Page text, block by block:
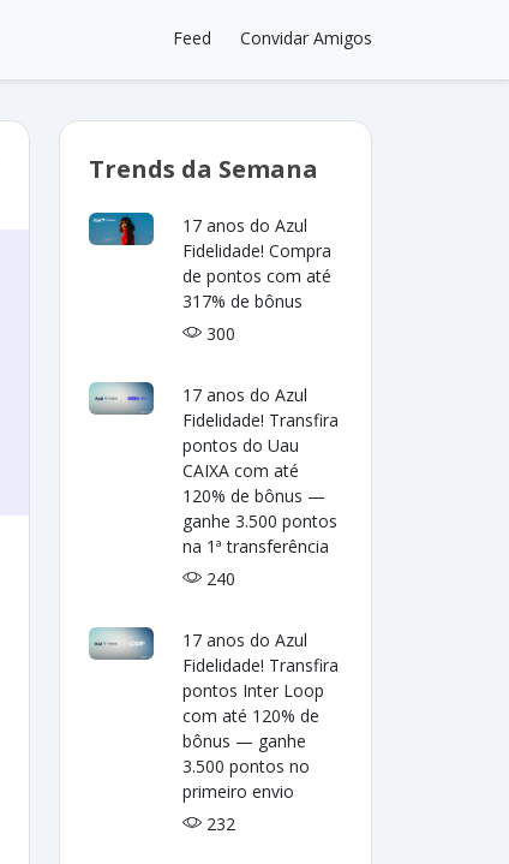
Feed Convidar Amigos
Trends da Semana
17 anos do Azul
Fidelidade! Compra
de pontos com até
317% de bônus
300
17 anos do Azul
Fidelidade! Transfira
pontos do Uau
CAIXA com até
120% de bônus —
ganhe 3.500 pontos
na 1ª transferência
240
17 anos do Azul
Fidelidade! Transfira
pontos Inter Loop
com até 120% de
bônus — ganhe
3.500 pontos no
primeiro envio
232